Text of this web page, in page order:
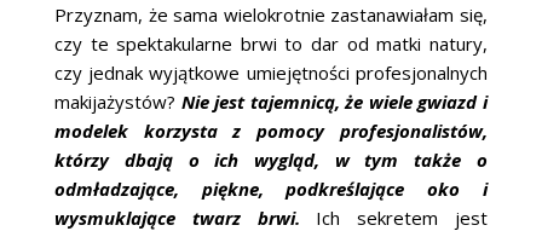
Przyznam, że sama wielokrotnie zastanawiałam się,
czy te spektakularne brwi to dar od matki natury,
czy jednak wyjątkowe umiejętności profesjonalnych
makijażystów? Nie jest tajemnicą, że wiele gwiazd i
modelek korzysta z pomocy profesjonalistów,
którzy dbają o ich wygląd, w tym także o
odmładzające, piękne, podkreślające oko i
wysmuklające twarz brwi.
Ich sekretem jest